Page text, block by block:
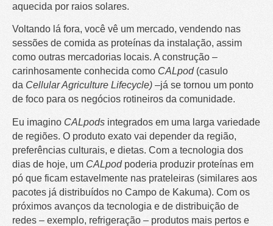
aquecida por raios solares.
Voltando lá fora, você vê um mercado, vendendo nas
sessões de comida as proteínas da instalação, assim
como outras mercadorias locais. A construção –
carinhosamente conhecida como CALpod (casulo
da Cellular Agriculture Lifecycle) –já se tornou um ponto
de foco para os negócios rotineiros da comunidade.
Eu imagino CALpods integrados em uma larga variedade
de regiões. O produto exato vai depender da região,
preferências culturais, e dietas. Com a tecnologia dos
dias de hoje, um CALpod poderia produzir proteínas em
pó que ficam estavelmente nas prateleiras (similares aos
pacotes já distribuídos no Campo de Kakuma). Com os
próximos avanços da tecnologia e de distribuição de
redes – exemplo, refrigeração – produtos mais pertos e